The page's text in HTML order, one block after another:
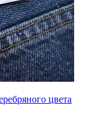
цвета